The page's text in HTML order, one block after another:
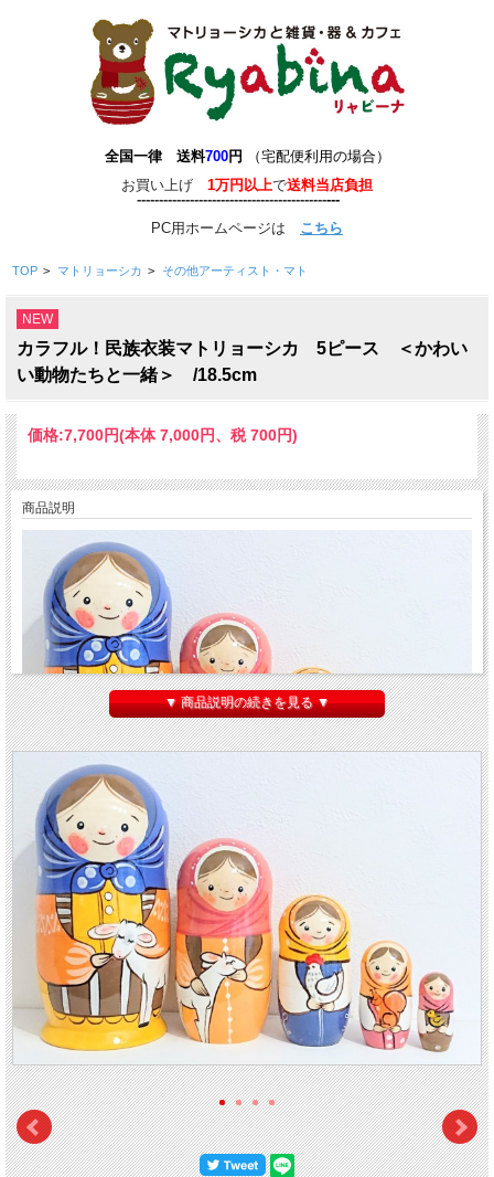
全国一律 送料700円
（宅配便利用の場合）
お買い上げ 1万円以上で送料当店負担
----------------------------------------------
PC用ホームページは こちら
TOP > マトリョーシカ > その他アーティスト・マト
NEW
カラフル！民族衣装マトリョーシカ 5ピース ＜かわい
い動物たちと一緒＞ /18.5cm
価格:7,700円(本体 7,000円、税 700円)
商品説明
カラフル！民族衣装マトリョーシカ 5ピース ＜かわいい動物たちと一緒＞
す。つぶらな瞳がアニメの女の子のようなマトリョーシカです。
1番目の青頭巾ちゃんはヒツジ にエサをやっています。2番目のピンク頭巾ちゃんは
ヤギをなでています。3番目の黄色頭巾ちゃんは ニワトリ を抱っこしていて、4番目
のオレンジ頭巾ちゃんはリスを持っています。5番目のピンク頭巾ちゃんは
を持っています。
ニスが丁寧に塗られていて、ツヤツヤと光り輝いています。来年の干支・ ヒツジ
描かれていますので、来年に向けて飾るのもいいですね！
【サイズ】 高さ：18.5cm、幅：9cm
▼ 商品説明の続きを見る ▼